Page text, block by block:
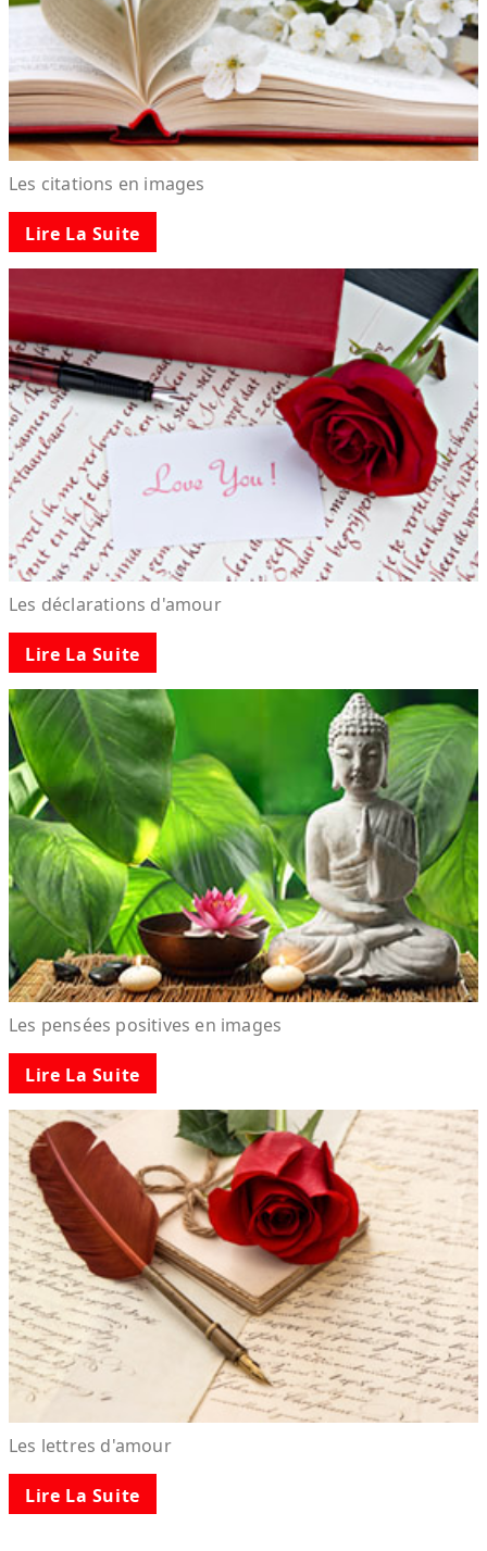
Les citations en images
Lire La Suite
Les déclarations d'amour
Lire La Suite
Les pensées positives en images
Lire La Suite
Les lettres d'amour
Lire La Suite